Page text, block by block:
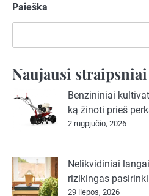
tarp
Paieška
Naujausi straipsniai
Benzininiai
ką žinoti prieš
2 rugpjūčio, 2026
Nelikvidiniai
rizikingas
29 liepos, 2026